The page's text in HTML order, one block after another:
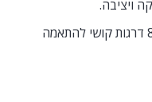
מנגנון התנגדות מגנטית חרישית עם 8 דרגות קושי להתאמה